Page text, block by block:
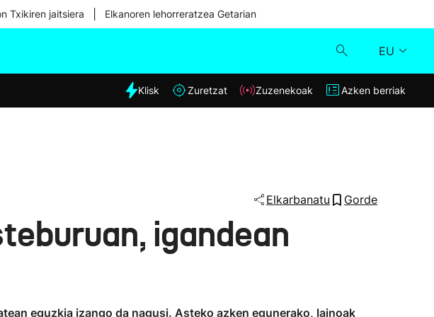
Txikiren jaitsiera Elkanoren lehorreratzea Getarian
EU
Eguraldia
Klisk
Klisk Zuretzat Zuzenekoak Azken berriak
Elkarbanatu Gorde
igandean
eguzkia izango da nagusi. Asteko azken egunerako, lainoak